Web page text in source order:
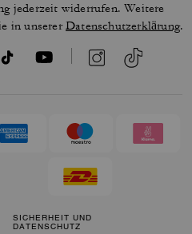
jederzeit widerrufen. Weitere
in unsererDatenschutzerklärung.
SICHERHEIT UND
DATENSCHUTZ